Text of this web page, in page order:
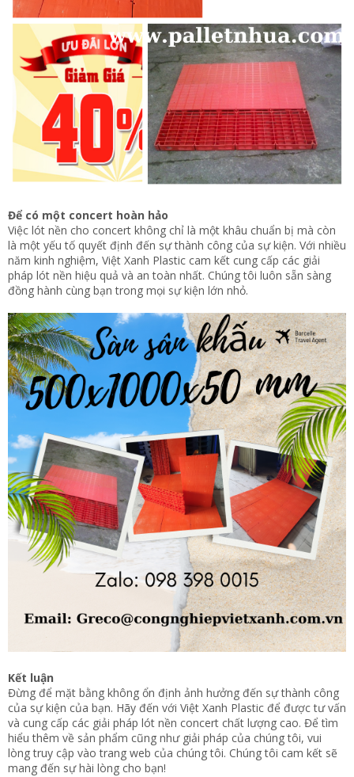
Để có một concert hoàn hảo
Việc lót nền cho concert không chỉ là một khâu chuẩn bị mà còn
là một yếu tố quyết định đến sự thành công của sự kiện. Với nhiều
năm kinh nghiệm, Việt Xanh Plastic cam kết cung cấp các giải
pháp lót nền hiệu quả và an toàn nhất. Chúng tôi luôn sẵn sàng
đồng hành cùng bạn trong mọi sự kiện lớn nhỏ.
Kết luận
Đừng để mặt bằng không ổn định ảnh hưởng đến sự thành công
của sự kiện của bạn. Hãy đến với Việt Xanh Plastic để được tư vấn
và cung cấp các giải pháp lót nền concert chất lượng cao. Để tìm
hiểu thêm về sản phẩm cũng như giải pháp của chúng tôi, vui
lòng truy cập vào trang web của chúng tôi. Chúng tôi cam kết sẽ
mang đến sự hài lòng cho bạn!